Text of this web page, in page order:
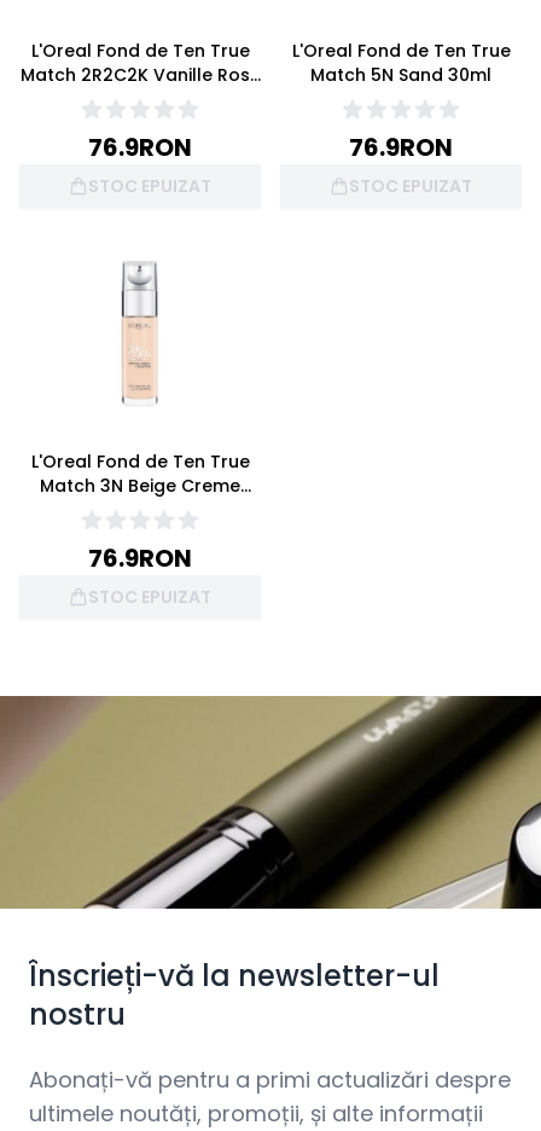
L'Oreal Fond de Ten True
Match 2R2C2K Vanille Rose
30ml
76.9RON
STOC EPUIZAT
L'Oreal Fond de Ten True
Match 5N Sand 30ml
76.9RON
STOC EPUIZAT
L'Oreal Fond de Ten True
Match 3N Beige Creme
30ml
76.9RON
STOC EPUIZAT
Înscrieți-vă la newsletter-ul
nostru
Abonați-vă pentru a primi actualizări despre
ultimele noutăți, promoții, și alte informații